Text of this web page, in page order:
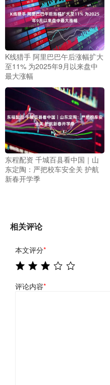
K线猎手 阿里巴巴午后涨幅扩大
至11% 为2025年9月以来盘中
最大涨幅
东程配资 千城百县看中国｜山
东定陶：严把校车安全关 护航
新春开学季
相关评论
本文评分*
评论内容*